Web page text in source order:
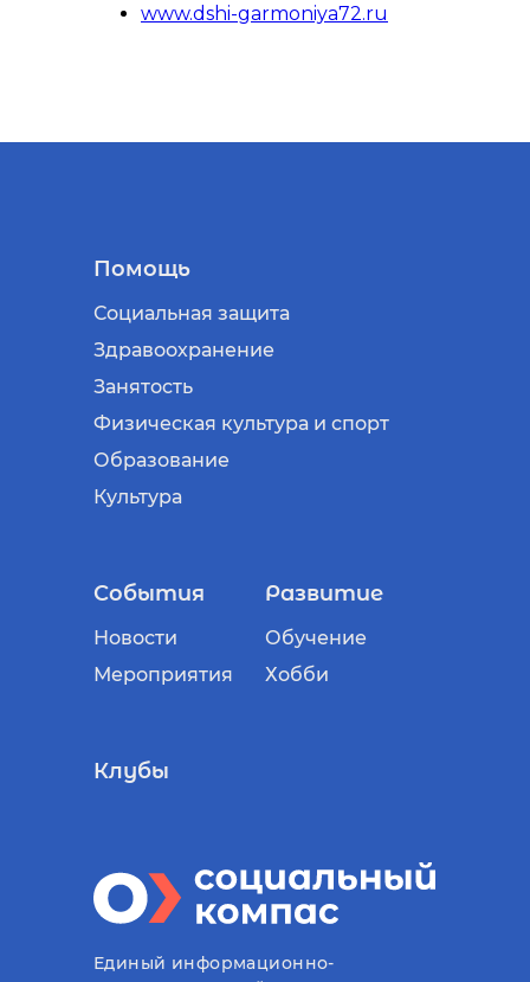
www.dshi-garmoniya72.ru
Помощь
Социальная защита
Здравоохранение
Занятость
Физическая культура и спорт
Образование
Культура
События
Новости
Мероприятия
Развитие
Обучение
Хобби
Клубы
Единый информационно-